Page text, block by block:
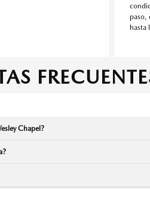
paso,
hasta
Chapel?